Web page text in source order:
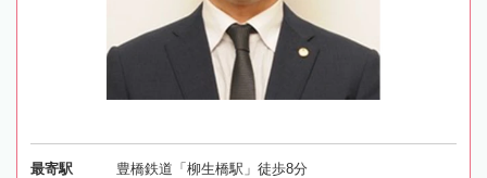
最寄駅 豊橋鉄道「柳生橋駅」徒歩8分